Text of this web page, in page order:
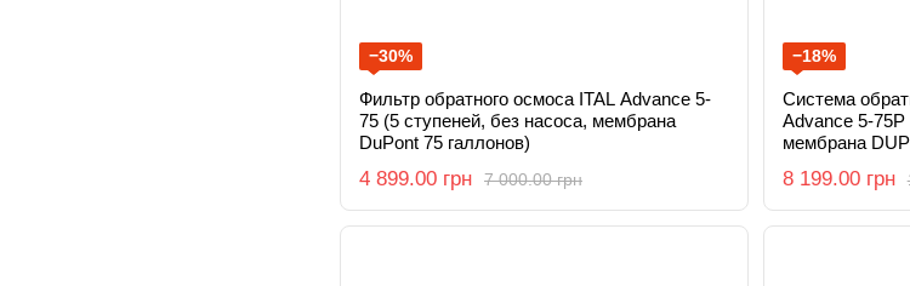
−30%
Фильтр обратного осмоса ITAL Advance 5-
75 (5 ступеней, без насоса, мембрана
DuPont 75 галлонов)
7 000.00 грн
4 899.00 грн
−18%
Система
Advance 5-75P
мембрана
8 199.00 грн